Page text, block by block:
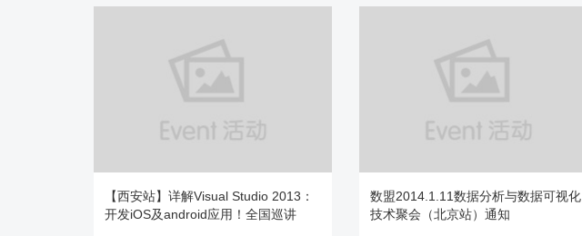
【西安站】详解Visual Studio 2013：
开发iOS及android应用！全国巡讲
数盟2014.1.11数据分析与数据可视化
技术聚会（北京站）通知